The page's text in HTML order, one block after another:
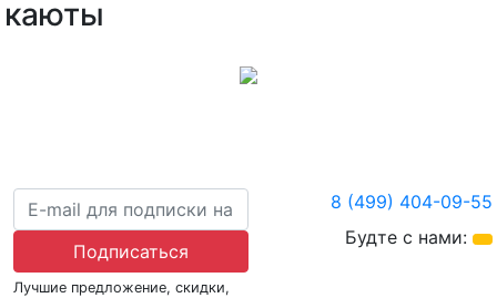
каюты
Подписаться
Лучшие предложение, скидки,
8 (499) 404-09-55
Будте с нами: